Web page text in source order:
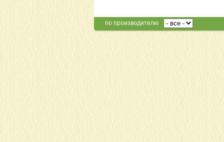
по производителю